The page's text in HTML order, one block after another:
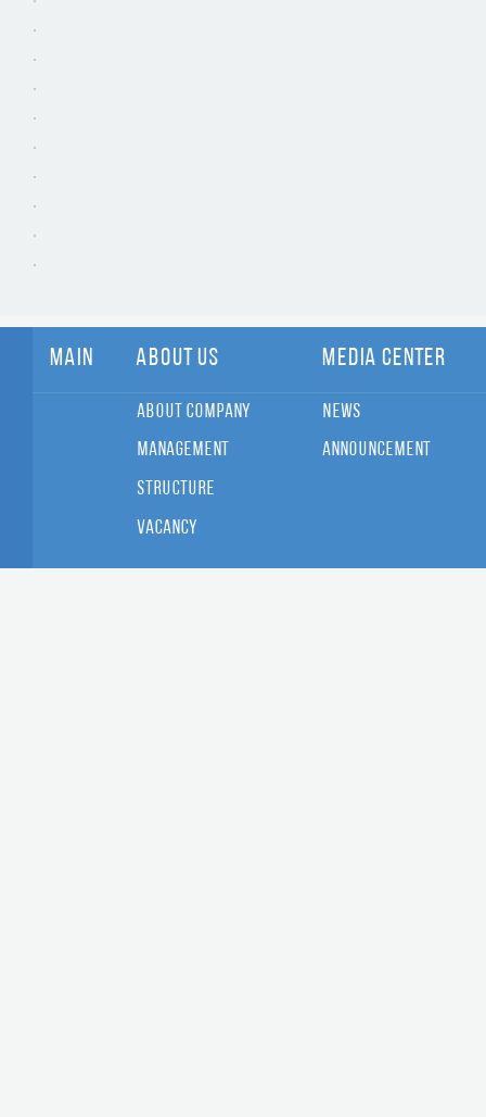
Main About Us Media Center
About Company
News
Management
Announcement
Structure
Vacancy